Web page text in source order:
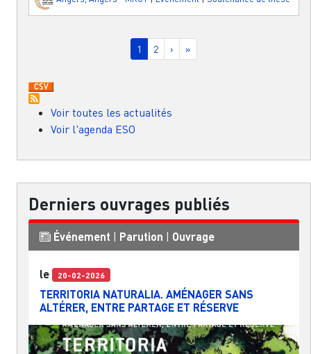
Page courante
1 Page
2 Page suivante
› Dernière page
»
Voir toutes les actualités
Voir l'agenda ESO
Derniers ouvrages publiés
Événement | Parution | Ouvrage
le 20-02-2026
TERRITORIA NATURALIA. AMÉNAGER SANS
ALTÉRER, ENTRE PARTAGE ET RÉSERVE